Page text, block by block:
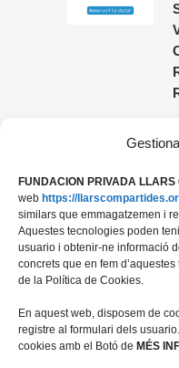
FUNDACION PRIVADA LLARS
web https://
similars que emmagatzemen i
Aquestes tecnologies poden
usuario i obtenir-ne informació
concrets que en fem
de la Política de Cookies.
En aquest web, disposem de
registre al formulari dels
cookies amb el Botó de MÉS